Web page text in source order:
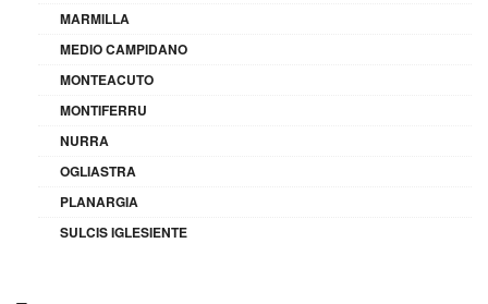
MARMILLA
MEDIO CAMPIDANO
MONTEACUTO
MONTIFERRU
NURRA
OGLIASTRA
PLANARGIA
SULCIS IGLESIENTE